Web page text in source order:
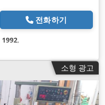
전화하기
1992,
소형 광고